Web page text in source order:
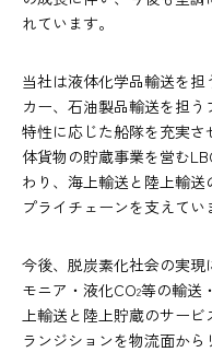
れています。
当社は液体化学品輸送を
カー、石油製品輸送を担
特性に応じた船隊を充実さ
体貨物の貯蔵事業を営む
わり、海上輸送と陸上輸
プライチェーンを支えてい
今後、脱炭素化社会の実
モニア・液化CO2等の輸送
上輸送と陸上貯蔵のサー
ランジションを物流面から